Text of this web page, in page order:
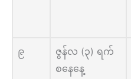
၉
ဇွန်လ (၃) ရက်
စနေနေ့